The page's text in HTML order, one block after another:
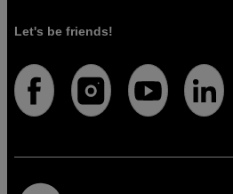
Let's be friends!